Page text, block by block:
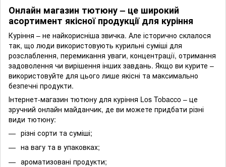
Онлайн магазин тютюну – це широкий
асортимент якісної продукції для куріння
Куріння – не найкорисніша звичка. Але історично склалося
так, що люди використовують курильні суміші для
розслаблення, перемикання уваги, концентрації, отримання
задоволення чи вирішення інших завдань. Якщо ви курите –
використовуйте для цього лише якісні та максимально
безпечні продукти.
Інтернет-магазин тютюну для куріння Los Tobacco – це
зручний онлайн майданчик, де ви можете придбати різні
види тютюну:
різні сорти та суміші;
на вагу та в упаковках;
ароматизовані продукти;